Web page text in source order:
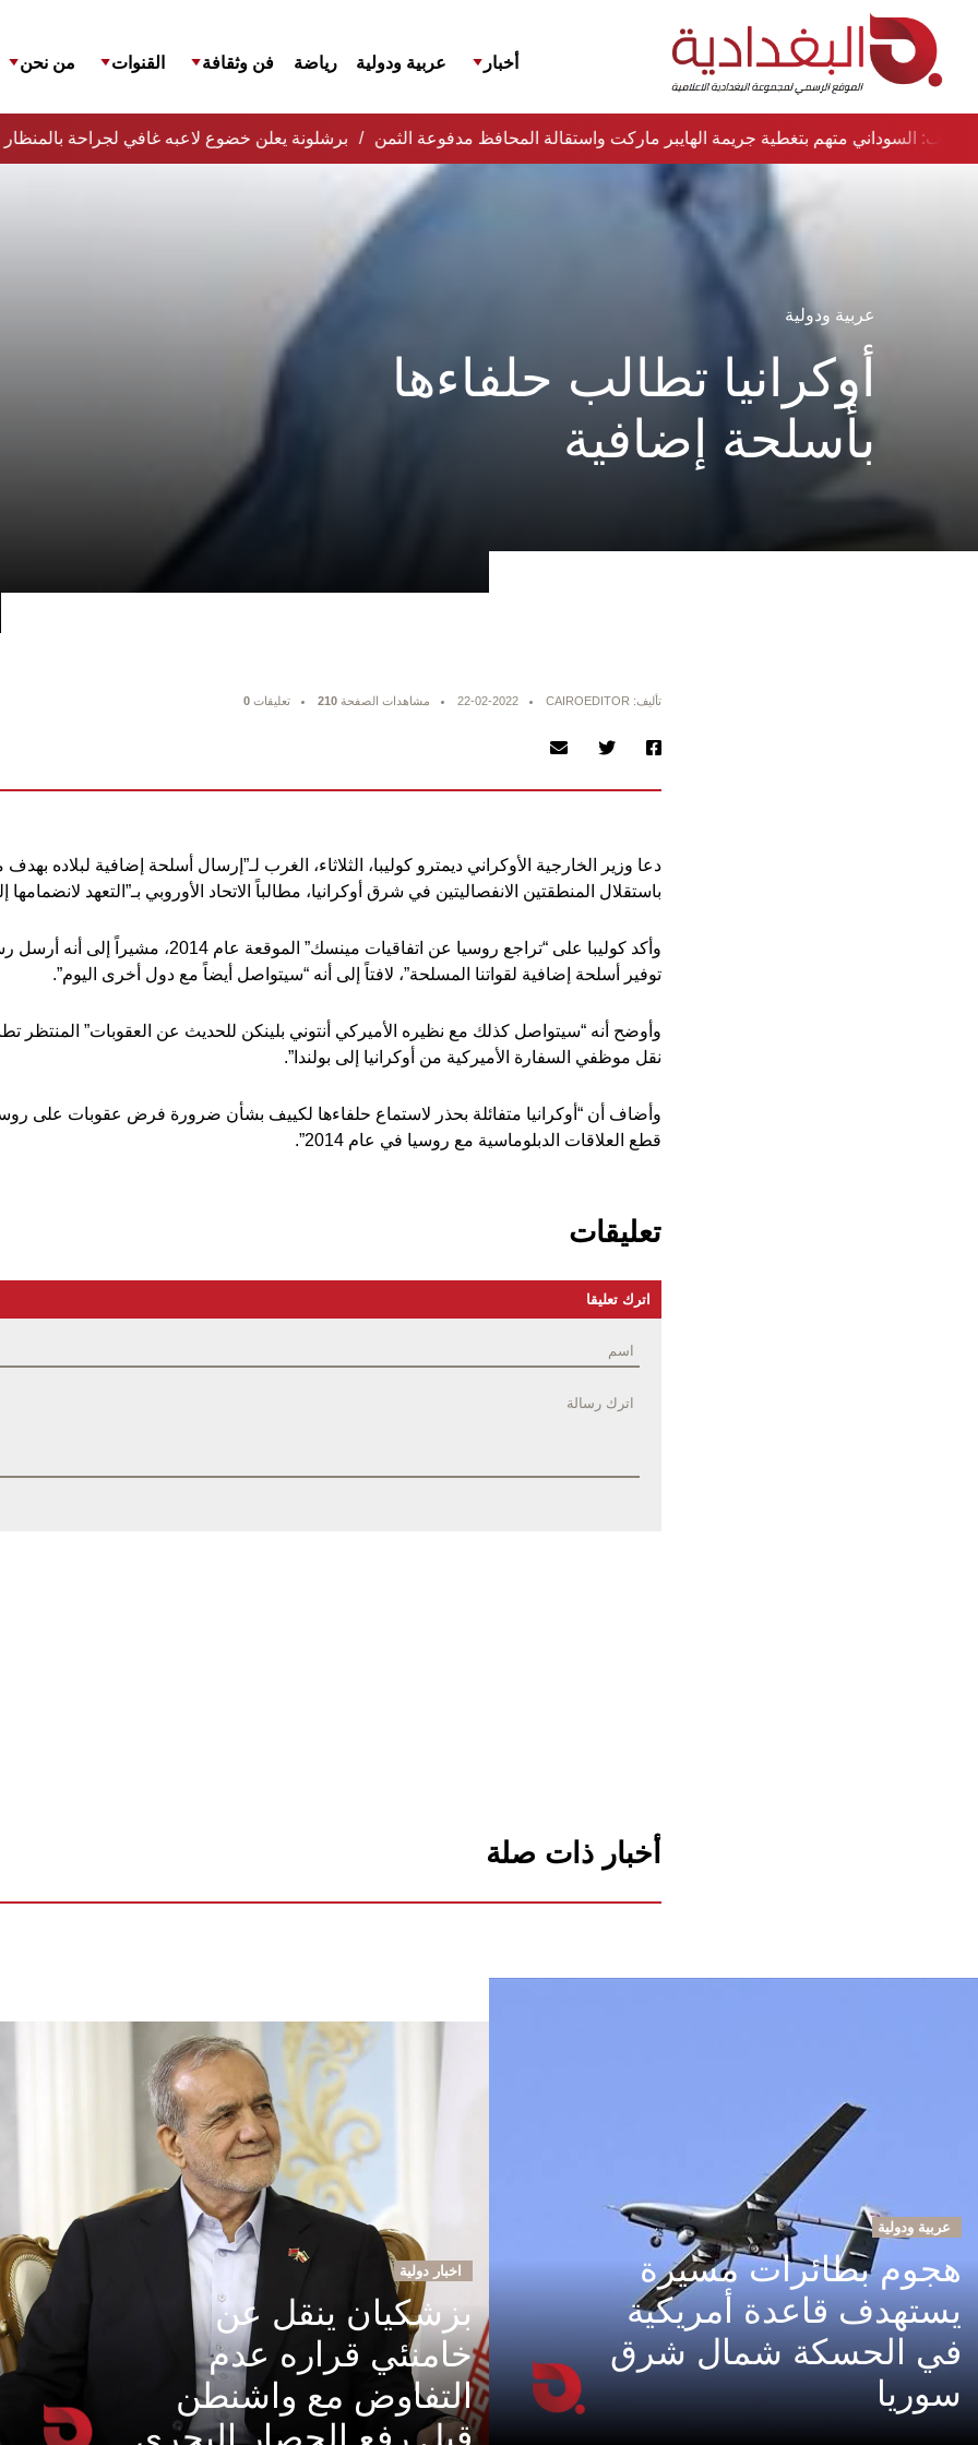
أخبار عربية ودولية رياضة فن وثقافة القنوات من نحن
برشلونة يعلن خضوع لاعبه غافي لجراحة نواب: السوداني متهم بتغطية جريمة الهايبر ماركت واستقالة المحافظ مدفوعة الثمن
عربية ودولية
أوكرانيا تطالب حلفاءها
بأسلحة إضافية
تأليف: CAIROEDITOR 22-02-2022 مشاهدات الصفحة 210 تعليقات 0
دعا وزير الخارجية الأوكراني ديمترو كوليبا، الثلاثاء، الغرب لـ”إرسال أسلحة إضافية لبلاده
باستقلال المنطقتين الانفصاليتين في شرق أوكرانيا، مطالباً الاتحاد الأوروبي بـ”التعهد
وأكد كوليبا على “تراجع روسيا عن اتفاقيات مينسك”
توفير أسلحة إضافية لقواتنا المسلحة”، لافتاً إلى أنه “سيتواصل أيضاً مع دول أخرى اليوم”.
وأوضح أنه “سيتواصل كذلك مع نظيره الأميركي أنتوني بلينكن للحديث عن العقوبات” المنتظر
نقل موظفي السفارة الأميركية من أوكرانيا إلى بولندا”.
وأضاف أن “أوكرانيا متفائلة بحذر لاستماع حلفاءها لكييف بشأن ضرورة فرض عقوبات على
قطع العلاقات الدبلوماسية مع روسيا في عام 2014”.
تعليقات
اترك تعليقا
أخبار ذات صلة
عربية ودولية
هجوم بطائرات مسيرة
يستهدف قاعدة أمريكية
في الحسكة شمال شرق
سوريا
اخبار دولية
بزشكيان ينقل عن
خامنئي قراره عدم
التفاوض مع واشنطن